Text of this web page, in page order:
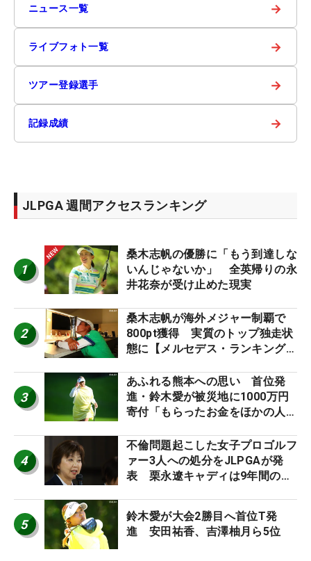
ニュース一覧 →
ライブフォト一覧 →
ツアー登録選手 →
記録成績 →
JLPGA 週間アクセスランキング
1
桑木志帆の優勝に「もう到達しな
いんじゃないか」 全英帰りの永
井花奈が受け止めた現実
2
桑木志帆が海外メジャー制覇で
800pt獲得 実質のトップ独走状
態に【メルセデス・ランキング番
3
あふれる熊本への思い 首位発
進・鈴木愛が被災地に1000万円
寄付「もらったお金をほかの人
4
不倫問題起こした女子プロゴルフ
ァー3人への処分をJLPGAが発
表 栗永遼キャディは9年間の立
5
鈴木愛が大会2勝目へ首位T発
進 安田祐香、吉澤柚月ら5位